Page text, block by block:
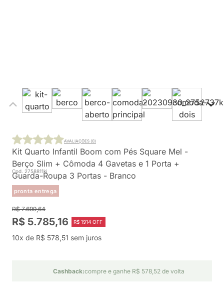
Kit Quarto Infantil Boom com Pés Square Mel -
Berço Slim + Cômoda 4 Gavetas e 1 Porta +
Guarda-Roupa 3 Portas - Branco
Cod. 2758811ki
pronta entrega
AVALIAÇÕES (0)
R$ 7.699,64
R$ 5.785,16 R$ 1914 OFF
10x de R$ 578,51 sem juros
Cashback:compre e ganhe R$ 578,52 de volta